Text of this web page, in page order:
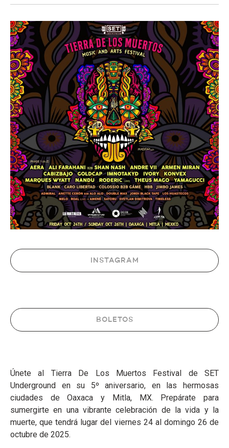
INSTAGRAM
BOLETOS
Únete al Tierra De Los Muertos Festival de SET
Underground en su 5º aniversario, en las hermosas
ciudades de Oaxaca y Mitla, MX. Prepárate para
sumergirte en una vibrante celebración de la vida y la
muerte, que tendrá lugar del viernes 24 al domingo 26 de
octubre de 2025.